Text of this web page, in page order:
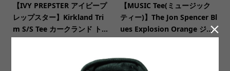
【IVY PREPSTER アイビープ
レップスター】Kirkland Tri
m S/S Tee カークランド ト...
【MUSIC Tee(ミュージック
ティー)】The Jon Spencer Bl
ues Explosion Orange ジ...